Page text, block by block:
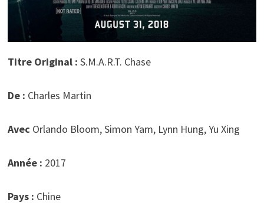
Titre Original : S.M.A.R.T. Chase
De : Charles Martin
Avec Orlando Bloom, Simon Yam, Lynn Hung, Yu Xing
Année : 2017
Pays : Chine